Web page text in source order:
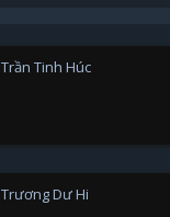
Trần Tinh Húc
Trương Dư Hi